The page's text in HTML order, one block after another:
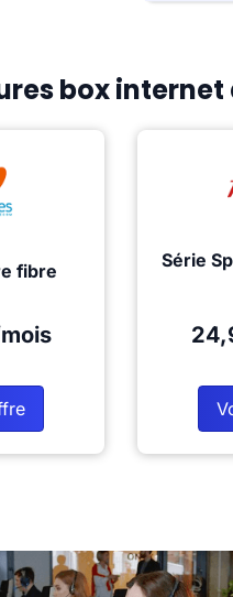
box
fibre
Série